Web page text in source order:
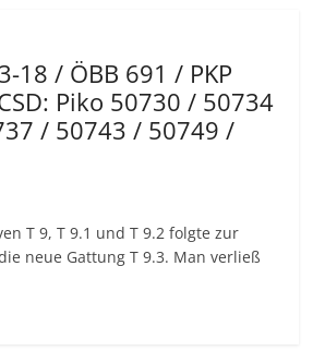
18 / ÖBB 691 / PKP
Piko 50730 / 50734
/ 50743 / 50749 /
T 9, T 9.1 und T 9.2 folgte zur
neue Gattung T 9.3. Man verließ